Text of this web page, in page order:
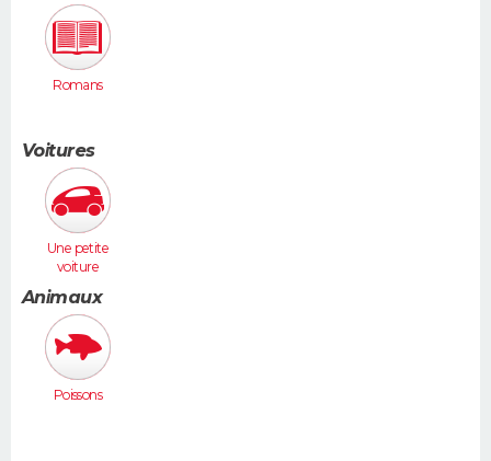
Romans
Voitures
Une petite
voiture
Clio, 206...)
Animaux
Poissons